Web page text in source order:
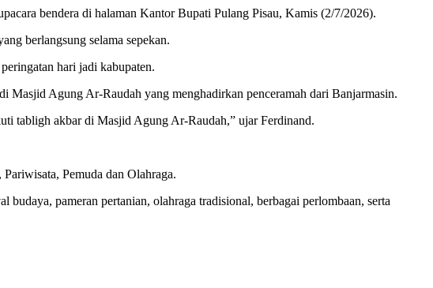
bendera di halaman Kantor Bupati Pulang Pisau, Kamis (2/7/2026).
berlangsung selama sepekan.
hari jadi kabupaten.
Masjid Agung Ar-Raudah yang menghadirkan penceramah dari Banjarmasin.
tabligh akbar di Masjid Agung Ar-Raudah,” ujar Ferdinand.
Pemuda dan Olahraga.
pameran pertanian, olahraga tradisional, berbagai perlombaan, serta